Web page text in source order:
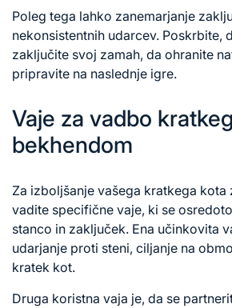
Poleg tega lahko zanemarjanje
nekonsistentnih udarcev. Poskrbite,
zaključite svoj zamah, da ohranite
pripravite na naslednje igre.
Vaje za vadbo
bekhendom
Za izboljšanje vašega kratkega kota
vadite specifične vaje, ki se
stanco in zaključek. Ena učinkovita
udarjanje proti steni, ciljanje na
kratek kot.
Druga koristna vaja je, da se